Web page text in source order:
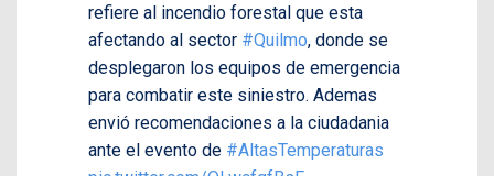
refiere al incendio forestal que esta
afectando al sector #Quilmo, donde se
desplegaron los equipos de emergencia
para combatir este siniestro. Ademas
envió recomendaciones a la ciudadania
ante el evento de #AltasTemperaturas